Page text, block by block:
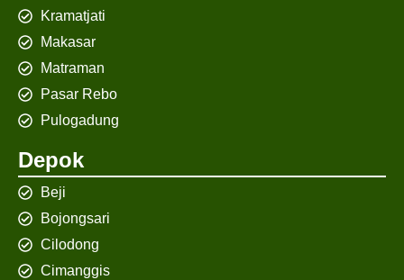
Kramatjati
Makasar
Matraman
Pasar Rebo
Pulogadung
Depok
Beji
Bojongsari
Cilodong
Cimanggis